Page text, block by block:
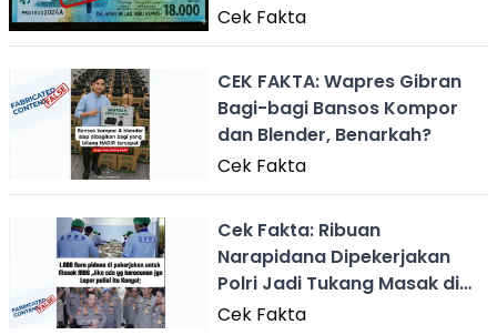
Cek Fakta
CEK FAKTA: Wapres Gibran
Bagi-bagi Bansos Kompor
dan Blender, Benarkah?
Cek Fakta
Cek Fakta: Ribuan
Narapidana Dipekerjakan
Polri Jadi Tukang Masak di
Dapur MBG
Cek Fakta